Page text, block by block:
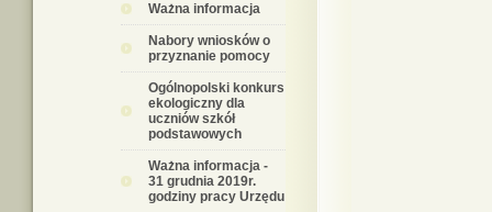
Ważna informacja
Nabory wniosków o
przyznanie pomocy
Ogólnopolski konkurs
ekologiczny dla
uczniów szkół
podstawowych
Ważna informacja -
31 grudnia 2019r.
godziny pracy Urzędu